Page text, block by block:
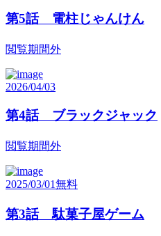
第5話 電柱じゃんけん
閲覧期間外
2026/04/03
第4話 ブラックジャック
閲覧期間外
2025/03/01無料
第3話 駄菓子屋ゲーム